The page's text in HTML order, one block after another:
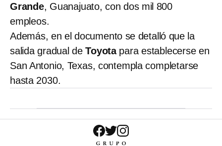
Grande, Guanajuato, con dos mil 800
empleos.
Además, en el documento se detalló que la
salida gradual deToyotapara establecerse en
San Antonio, Texas, contempla completarse
hasta 2030.